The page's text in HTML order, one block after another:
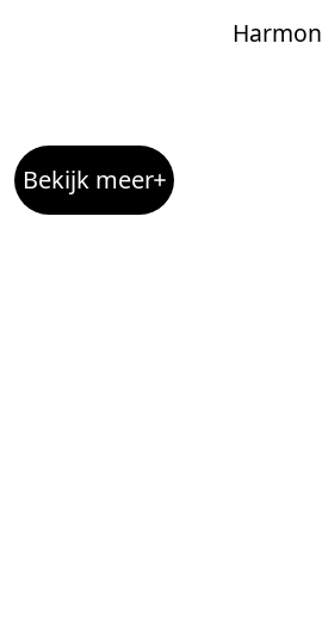
Bekijk meer